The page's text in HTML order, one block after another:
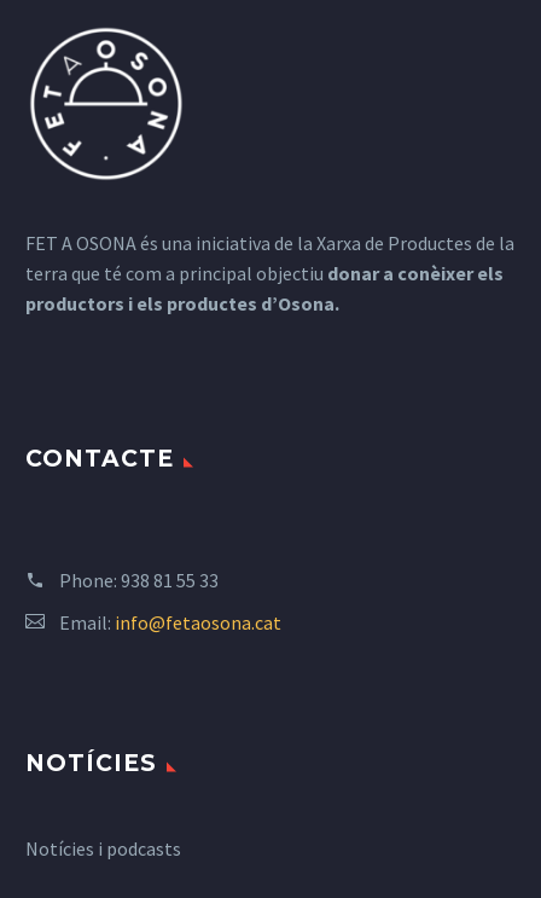
FET A OSONA és una iniciativa de la Xarxa de Productes de la
terra que té com a principal objectiu donar a conèixer els
productors i els productes d’Osona.
CONTACTE
Phone: 938 81 55 33
Email: info@fetaosona.cat
NOTÍCIES
Notícies i podcasts